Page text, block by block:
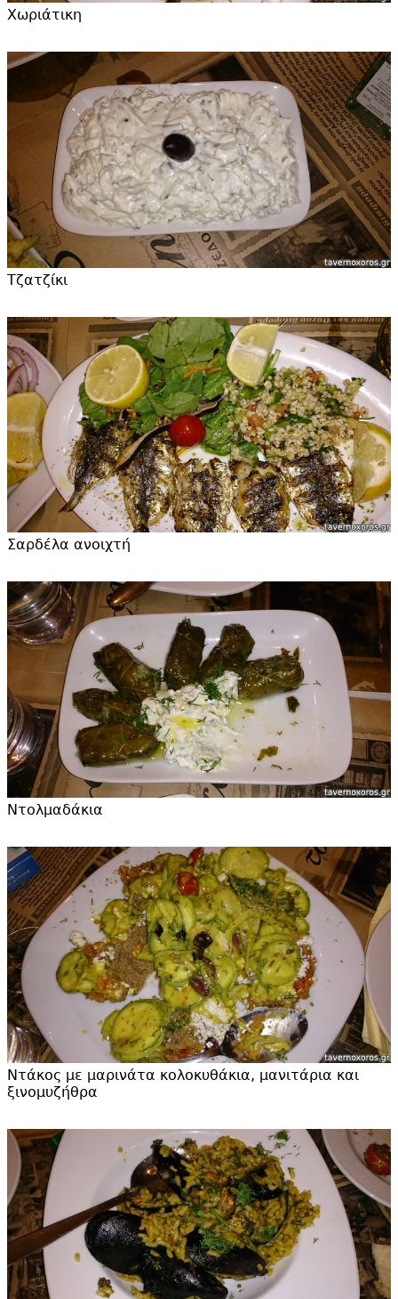
Χωριάτικη
Τζατζίκι
Σαρδέλα ανοιχτή
Ντολμαδάκια
Ντάκος με μαρινάτα κολοκυθάκια, μανιτάρια και
ξινομυζήθρα